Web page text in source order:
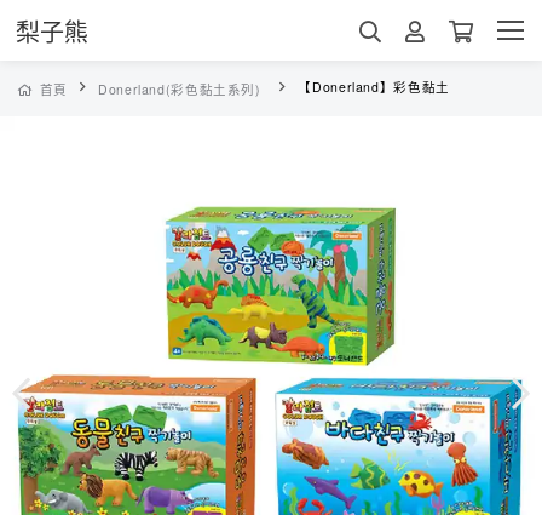
梨子熊
首頁 Donerland(彩色黏土系列) 【Donerland】彩色黏土